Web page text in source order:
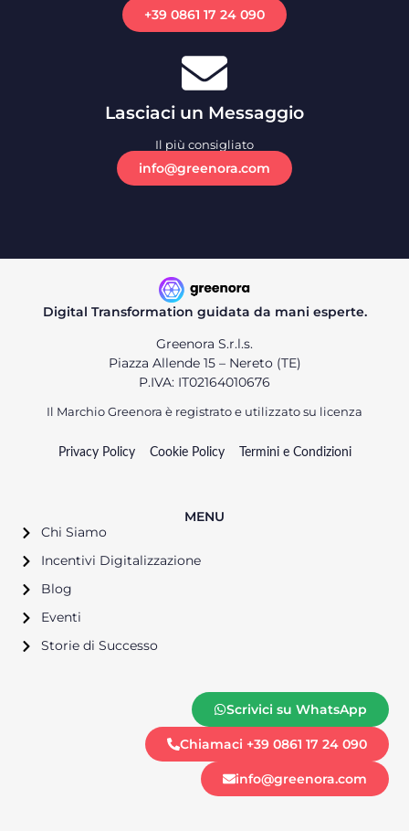
+39 0861 17 24 090
Lasciaci un Messaggio
Il più consigliato
info@greenora.com
Digital Transformation guidata da mani esperte.
Greenora S.r.l.s.
Piazza Allende 15 – Nereto (TE)
P.IVA: IT02164010676
Il Marchio Greenora è registrato e utilizzato su licenza
Privacy Policy Cookie Policy Termini e Condizioni
MENU
Chi Siamo
Incentivi Digitalizzazione
Blog
Eventi
Storie di Successo
Scrivici su WhatsApp
Chiamaci +39 0861 17 24 090
info@greenora.com